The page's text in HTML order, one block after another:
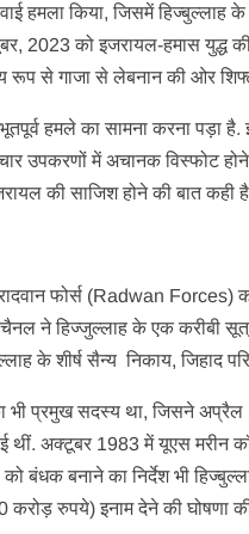
हमला किया, जिसमें हिज्बुल्लाह
2023 को इजरायल-हमास युद्ध
रूप से गाजा से लेबनान की ओर
हमले का सामना करना
उपकरणों में अचानक विस्फोट
की साजिश होने की बात कही
रादवान फोर्स (Radwan
ने हिज्जुल्लाह के एक करीबी सूत्र
के शीर्ष सैन्य निकाय, जिहाद
प्रमुख सदस्य था, जिसने अप्रैल
थीं. अक्टूबर 1983 में यूएस मरीन
बंधक बनाने का निर्देश भी
करोड़ रुपये) इनाम देने की घोषणा